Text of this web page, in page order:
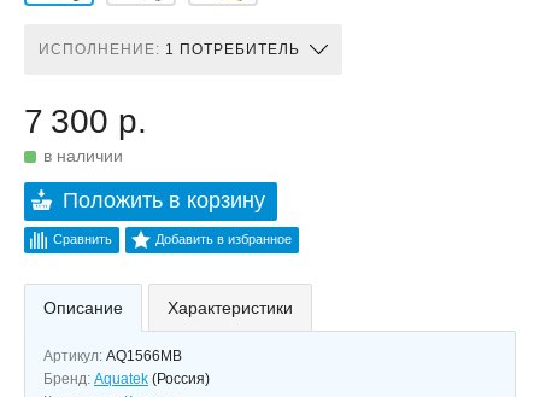
ИСПОЛНЕНИЕ: 1 ПОТРЕБИТЕЛЬ
7 300 р.
в наличии
Положить в корзину
Сравнить Добавить в избранное
Описание Характеристики
Артикул: AQ1566MB
Бренд: Aquatek (Россия)